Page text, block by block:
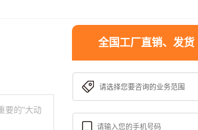
要的"大动
全国工厂直销、发货